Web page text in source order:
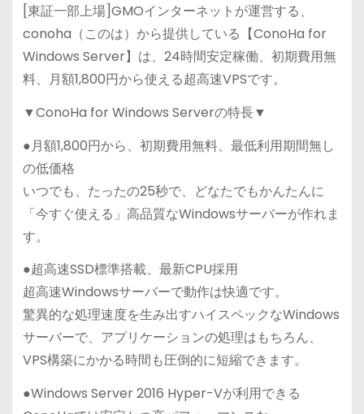
[東証一部上場]GMOインターネットが運営する、
conoha（このは）から提供している【ConoHa for
Windows Server】は、24時間安定稼働、初期費用無
料、月額1,800円から使える超高速VPSです。
▼ConoHa for Windows Serverの特長▼
●月額1,800円から、初期費用無料、最低利用期間無し
の低価格
いつでも、たったの25秒で、どなたでもかんたんに
「今すぐ使える」高品質なWindowsサーバーが作れま
す。
●超高速SSD標準搭載、最新CPU採用
超高速Windowsサーバーで動作は快適です。
驚異的な処理速度を生み出すハイスペックなWindows
サーバーで、アプリケーションの処理はもちろん、
VPS構築にかかる時間も圧倒的に短縮できます。
●Windows Server 2016 Hyper-Vが利用できる